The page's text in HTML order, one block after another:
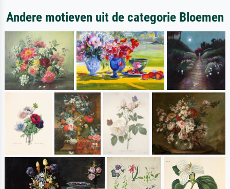
Andere motieven uit de categorie Bloemen